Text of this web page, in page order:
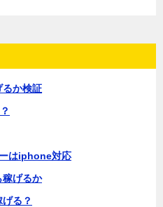
るか検証
はiphone対応
稼げるか
る？